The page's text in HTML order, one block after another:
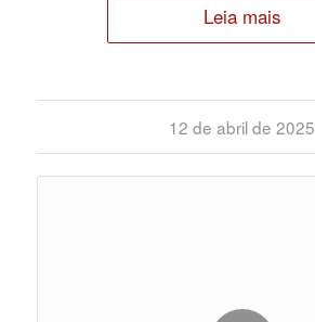
Leia mais
12 de abril de 2025